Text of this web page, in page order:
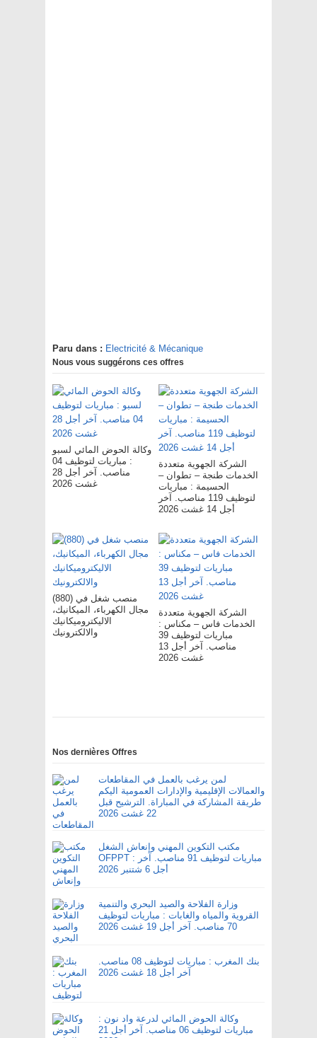
Paru dans : Electricité & Mécanique
Nous vous suggérons ces offres
وكالة الحوض المائي لسبو
: مباريات لتوظيف 04
مناصب. آخر أجل 28
غشت 2026
الشركة الجهوية متعددة
الخدمات طنجة – تطوان –
الحسيمة : مباريات
لتوظيف 119 مناصب. آخر
أجل 14 غشت 2026
(880) منصب شغل في
مجال الكهرباء، الميكانيك،
الاليكتروميكانيك
والالكترونيك
الشركة الجهوية متعددة
الخدمات فاس – مکناس :
مباريات لتوظيف 39
مناصب. آخر أجل 13
غشت 2026
Nos dernières Offres
لمن يرغب بالعمل في المقاطعات
والعمالات الإقليمية والإدارات العمومية اليكم
طريقة المشاركة في المباراة. الترشيح قبل
22 غشت 2026
مكتب التكوين المهني وإنعاش الشغل
OFPPT : مباريات لتوظيف 91 مناصب. آخر
أجل 6 شتنبر 2026
وزارة الفلاحة والصيد البحري والتنمية
القروية والمياه والغابات : مباريات لتوظيف
70 مناصب. آخر أجل 19 غشت 2026
بنك المغرب : مباريات لتوظيف 08 مناصب.
آخر أجل 18 غشت 2026
وكالة الحوض المائي لدرعة واد نون :
مباريات لتوظيف 06 مناصب. آخر أجل 21